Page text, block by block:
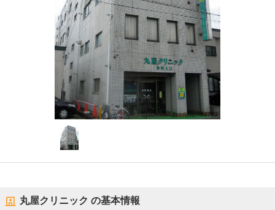
丸屋クリニック の基本情報